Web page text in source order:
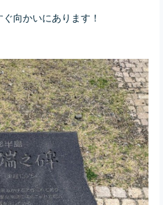
向かいにあります！